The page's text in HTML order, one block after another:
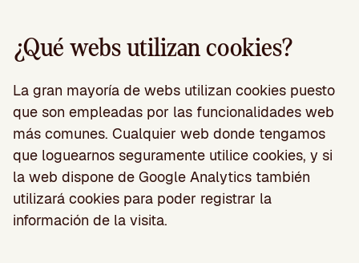
¿Qué webs utilizan cookies?
La gran mayoría de webs utilizan cookies puesto
que son empleadas por las funcionalidades web
más comunes. Cualquier web donde tengamos
que loguearnos seguramente utilice cookies, y si
la web dispone de Google Analytics también
utilizará cookies para poder registrar la
información de la visita.